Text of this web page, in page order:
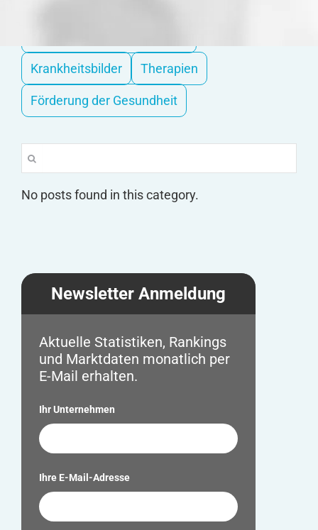
Krankheitsbilder Therapien
Förderung der Gesundheit
nach:
No posts found in this category.
Newsletter Anmeldung
Aktuelle Statistiken, Rankings
und Marktdaten monatlich per
E-Mail erhalten.
Ihr Unternehmen
Ihre E-Mail-Adresse